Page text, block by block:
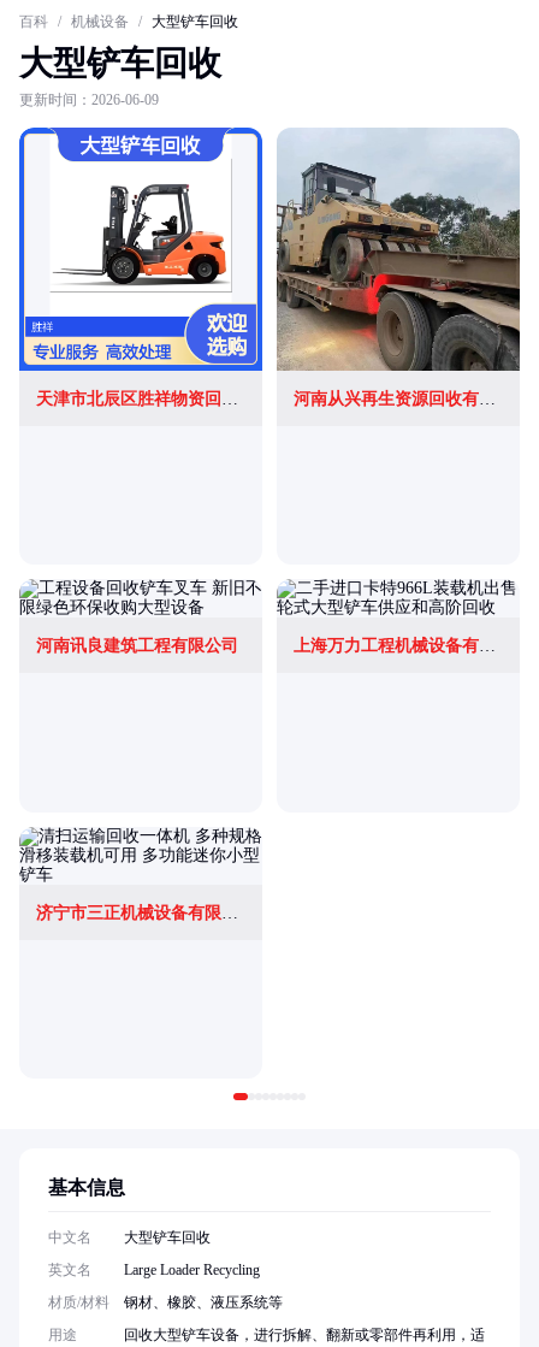
百科 / 机械设备 / 大型铲车回收
大型铲车回收
更新时间：2026-06-09
天津市北辰区胜祥物资回收站(个体工商户) 河南从兴再生资源回收有限公司
河南讯良建筑工程有限公司 上海万力工程机械设备有限公司
基本信息
中文名
大型铲车回收
英文名
Large Loader Recycling
材质/材料
钢材、橡胶、液压系统等
用途
回收大型铲车设备，进行拆解、翻新或零部件再利用，适